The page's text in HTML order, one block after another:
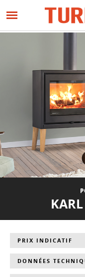
au
PRIX INDICATIF
DONNÉES
Panneau de gestion des